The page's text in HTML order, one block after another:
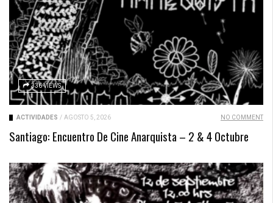
336 VIEWS
ACTIVIDADES / AGOSTO 5, 2026 NO COMMENT
Santiago: Encuentro De Cine Anarquista – 2 & 4 Octubre